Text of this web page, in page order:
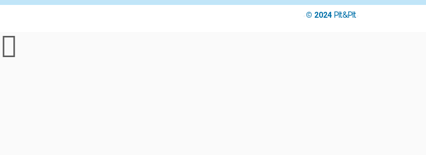
· © 2024 Pit&Pit ·